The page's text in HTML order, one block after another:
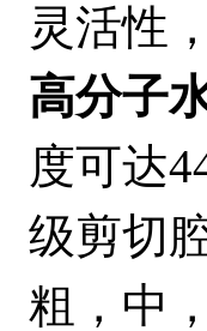
灵活性
高分子
度可达
级剪切
粗，中